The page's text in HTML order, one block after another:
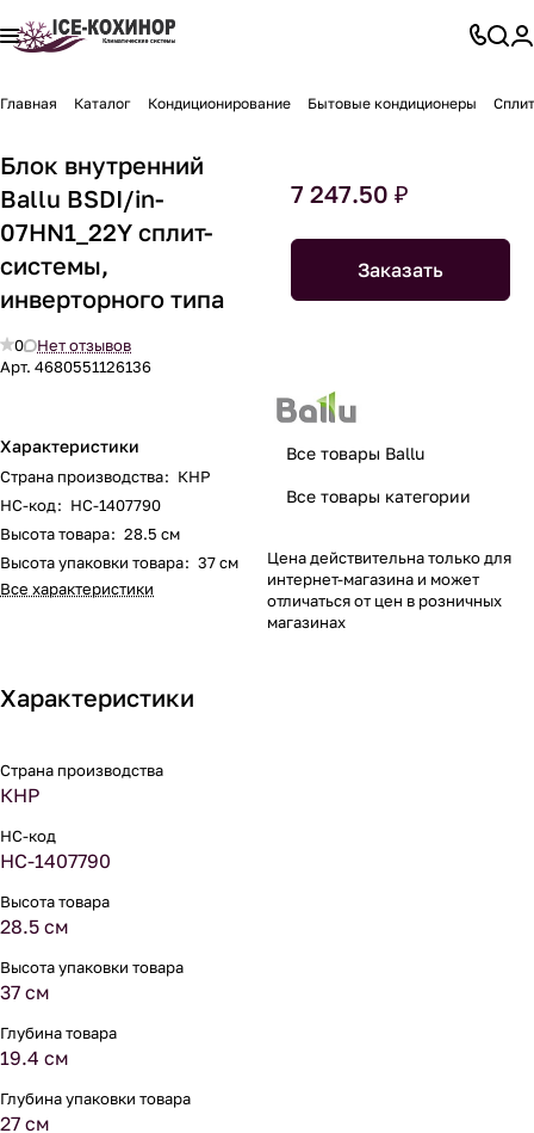
Главная Каталог Кондиционирование Бытовые кондиционеры
Блок внутренний
Ballu BSDI/in-
07HN1_22Y сплит-
системы,
инверторного типа
0
Нет отзывов
Арт. 4680551126136
Характеристики
Страна производства: КНР
НС-код: НС-1407790
Высота товара: 28.5 см
Высота упаковки товара: 37 см
Все характеристики
7 247.50 ₽
Заказать
Все товары Ballu
Все товары категории
Цена действительна только для
интернет-магазина и может
отличаться от цен в розничных
магазинах
Характеристики
Страна производства
КНР
НС-код
НС-1407790
Высота товара
28.5 см
Высота упаковки товара
37 см
Глубина товара
19.4 см
Глубина упаковки товара
27 см